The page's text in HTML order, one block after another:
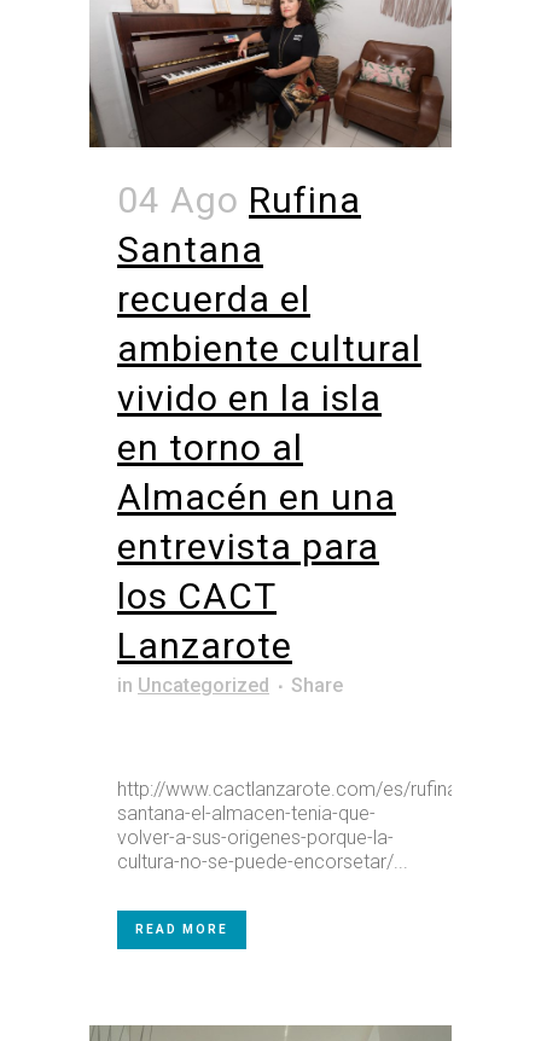
04 Ago Rufina
Santana
recuerda el
ambiente cultural
vivido en la isla
en torno al
Almacén en una
entrevista para
los CACT
Lanzarote
in Uncategorized Share
http://www.cactlanzarote.com/es/rufina-
santana-el-almacen-tenia-que-
volver-a-sus-origenes-porque-la-
cultura-no-se-puede-encorsetar/...
READ MORE